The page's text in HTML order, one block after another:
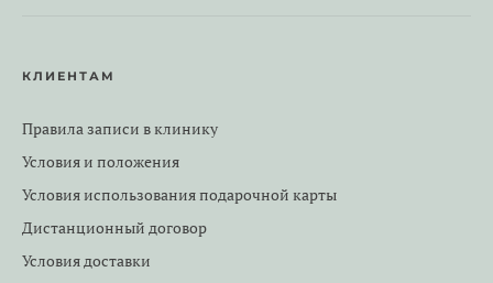
КЛИЕНТАМ
Правила записи в клинику
Условия и положения
Условия использования подарочной карты
Дистанционный договор
Условия доставки